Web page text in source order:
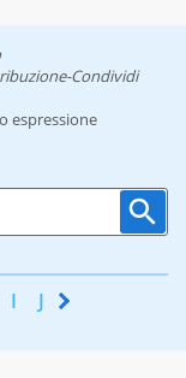
Condividi
espressione
I J K